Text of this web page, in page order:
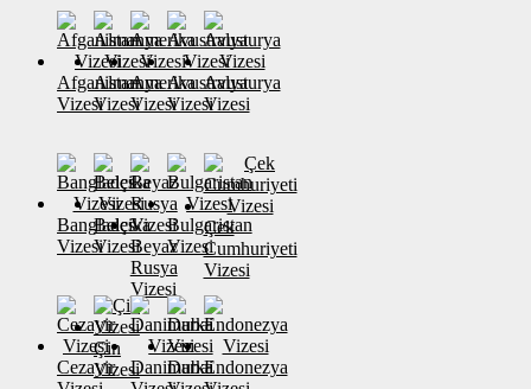
Afganistan
Vizesi
Almanya
Vizesi
Amerika
Vizesi
Avustralya
Vizesi
Avusturya
Vizesi
Banglades
Vizesi
Belçika
VizesiBeyaz
Rusya
Vizesi
Bulgaristan
Vizesi
Çek
Cumhuriyeti
Vizesi
Cezayir
Çin
VizesiDanimarka
DubaiEndonezya